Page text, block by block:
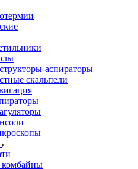
аспираторы
скальпели
комбайны